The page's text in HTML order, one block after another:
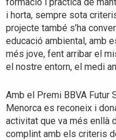
i horta, sempre sota
projecte també s’ha
educació ambiental, amb
més jove, fent arribar el
el nostre entorn, el medi
Amb el Premi BBVA Futur
Menorca es reconeix i
activitat que va més enllà
complint amb els criteris